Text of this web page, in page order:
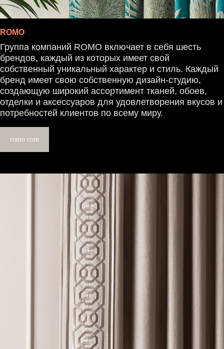
ROMO
Группа компаний ROMO включает в себя шесть
брендов, каждый из которых имеет свой
собственный уникальный характер и стиль. Каждый
бренд имеет свою собственную дизайн-студию,
создающую широкий ассортимент тканей, обоев,
отделки и аксессуаров для удовлетворения вкусов и
потребностей клиентов по всему миру.
romo.com